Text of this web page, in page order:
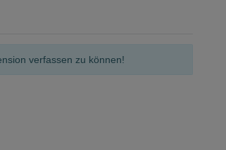
verfassen zu können!